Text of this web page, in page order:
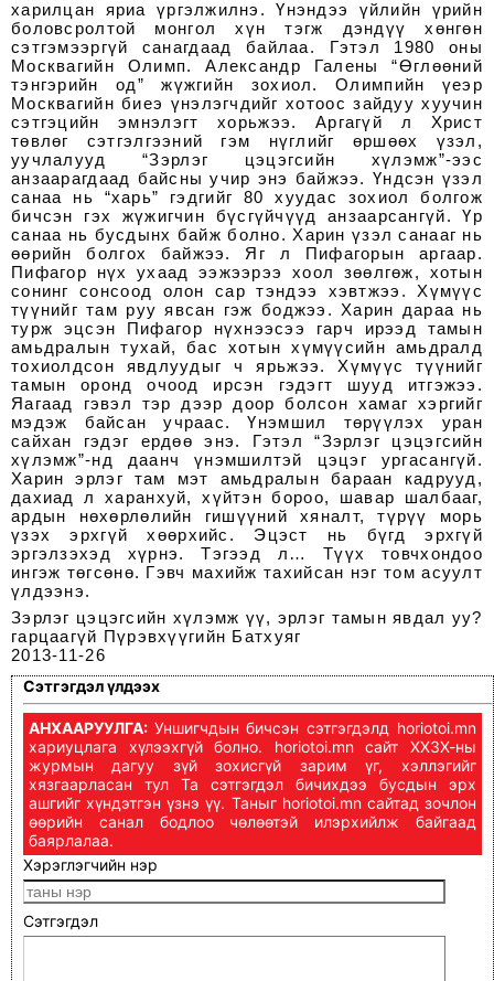
харилцан яриа үргэлжилнэ. Үнэндээ үйлийн үрийн
боловсролтой монгол хүн тэгж дэндүү хөнгөн
сэтгэмээргүй санагдаад байлаа. Гэтэл 1980 оны
Москвагийн Олимп. Александр Галены “Өглөөний
тэнгэрийн од” жүжгийн зохиол. Олимпийн үеэр
Москвагийн биеэ үнэлэгчдийг хотоос зайдуу хуучин
сэтгэцийн эмнэлэгт хорьжээ. Аргагүй л Христ
төвлөг сэтгэлгээний гэм нүглийг өршөөх үзэл,
уучлалууд “Зэрлэг цэцэгсийн хүлэмж”-ээс
анзаарагдаад байсны учир энэ байжээ. Үндсэн үзэл
санаа нь “харь” гэдгийг 80 хуудас зохиол болгож
бичсэн гэх жүжигчин бүсгүйчүүд анзаарсангүй. Үр
санаа нь бусдынх байж болно. Харин үзэл санааг нь
өөрийн болгох байжээ. Яг л Пифагорын аргаар.
Пифагор нүх ухаад ээжээрээ хоол зөөлгөж, хотын
сонинг сонсоод олон сар тэндээ хэвтжээ. Хүмүүс
түүнийг там руу явсан гэж боджээ. Харин дараа нь
турж эцсэн Пифагор нүхнээсээ гарч ирээд тамын
амьдралын тухай, бас хотын хүмүүсийн амьдралд
тохиолдсон явдлуудыг ч ярьжээ. Хүмүүс түүнийг
тамын оронд очоод ирсэн гэдэгт шууд итгэжээ.
Яагаад гэвэл тэр дээр доор болсон хамаг хэргийг
мэдэж байсан учраас. Үнэмшил төрүүлэх уран
сайхан гэдэг ердөө энэ. Гэтэл “Зэрлэг цэцэгсийн
хүлэмж”-нд даанч үнэмшилтэй цэцэг ургасангүй.
Харин эрлэг там мэт амьдралын бараан кадрууд,
дахиад л харанхуй, хүйтэн бороо, шавар шалбааг,
ардын нөхөрлөлийн гишүүний хяналт, түрүү морь
үзэх эрхгүй хөөрхийс. Эцэст нь бүгд эрхгүй
эргэлзэхэд хүрнэ. Тэгээд л… Түүх товчхондоо
ингэж төгсөнө. Гэвч махийж тахийсан нэг том асуулт
үлдээнэ.
Зэрлэг цэцэгсийн хүлэмж үү, эрлэг тамын явдал уу?
гарцаагүй Пүрэвхүүгийн Батхуяг
2013-11-26
Сэтгэгдэл үлдээх
АНХААРУУЛГА: Уншигчдын бичсэн сэтгэгдэлд horiotoi.mn
хариуцлага хүлээхгүй болно. horiotoi.mn сайт ХХЗХ-ны
журмын дагуу зүй зохисгүй зарим үг, хэллэгийг
хязгаарласан тул Та сэтгэгдэл бичихдээ бусдын эрх
ашгийг хүндэтгэн үзнэ үү. Таныг horiotoi.mn сайтад зочлон
өөрийн санал бодлоо чөлөөтэй илэрхийлж байгаад
баярлалаа.
Хэрэглэгчийн нэр
Сэтгэгдэл